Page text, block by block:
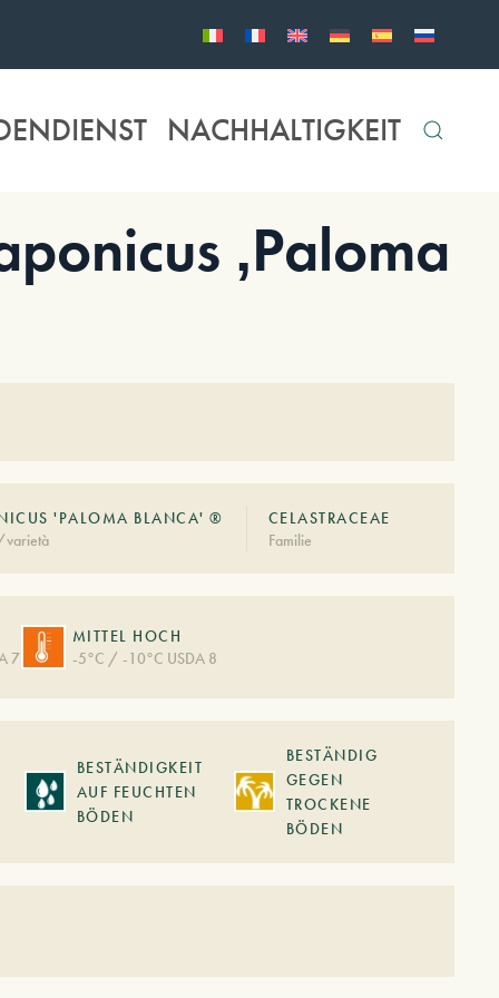
NACHHALTIGKEIT
‚Paloma
'PALOMA BLANCA' ®
varietà
CELASTRACEAE
Familie
7
MITTEL HOCH
-5°C / -10°C USDA 8
BESTÄNDIGKEIT
AUF FEUCHTEN
BÖDEN
BESTÄNDIG
GEGEN
TROCKENE
BÖDEN